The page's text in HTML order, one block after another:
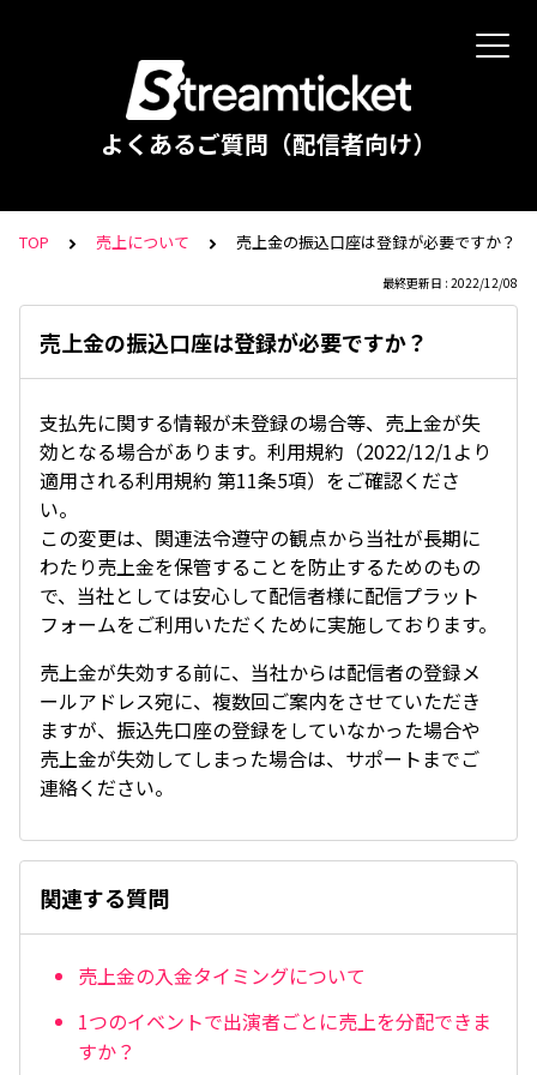
よくあるご質問（配信者向け）
TOP 売上について 売上金の振込口座は登録が必要ですか？
最終更新日 : 2022/12/08
売上金の振込口座は登録が必要ですか？
支払先に関する情報が未登録の場合等、売上金が失
効となる場合があります。利用規約（2022/12/1より
適用される利用規約 第11条5項）をご確認くださ
い。
この変更は、関連法令遵守の観点から当社が長期に
わたり売上金を保管することを防止するためのもの
で、当社としては安心して配信者様に配信プラット
フォームをご利用いただくために実施しております。
売上金が失効する前に、当社からは配信者の登録メ
ールアドレス宛に、複数回ご案内をさせていただき
ますが、振込先口座の登録をしていなかった場合や
売上金が失効してしまった場合は、サポートまでご
連絡ください。
関連する質問
売上金の入金タイミングについて
1つのイベントで出演者ごとに売上を分配できま
すか？